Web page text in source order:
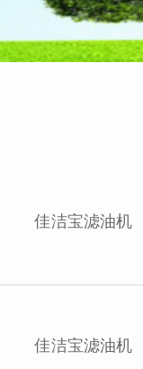
佳洁宝滤油机
佳洁宝滤油机